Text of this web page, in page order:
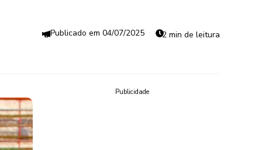
04/07/2025 2 min de leitura
Publicidade